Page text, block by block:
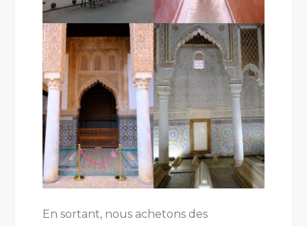
En sortant, nous achetons des